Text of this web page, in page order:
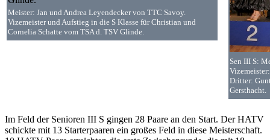
Meister: Jan und Andrea Leyendecker von TTC Savoy.
Vizemeister und Aufstieg in die S Klasse für Christian und
Cornelia Schatte vom TSA d. TSV Glinde.
Sen III S:
Dritter:
Gersthacht.
Im Feld der Senioren III S gingen 28 Paare an den Start. Der HATV
schickte mit 13 Starterpaaren ein großes Feld in diese Meisterschaft.